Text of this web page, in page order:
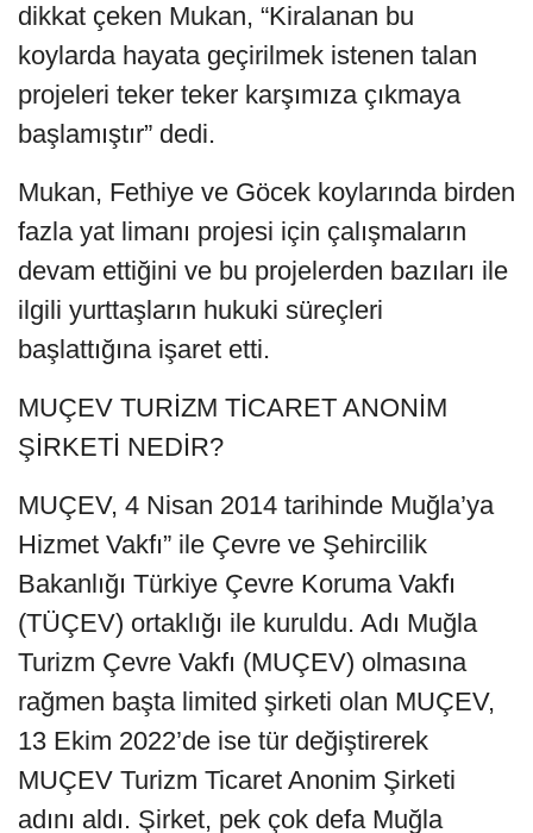
dikkat çeken Mukan, “Kiralanan bu
koylarda hayata geçirilmek istenen talan
projeleri teker teker karşımıza çıkmaya
başlamıştır” dedi.
Mukan, Fethiye ve Göcek koylarında birden
fazla yat limanı projesi için çalışmaların
devam ettiğini ve bu projelerden bazıları ile
ilgili yurttaşların hukuki süreçleri
başlattığına işaret etti.
MUÇEV TURİZM TİCARET ANONİM
ŞİRKETİ NEDİR?
MUÇEV, 4 Nisan 2014 tarihinde Muğla’ya
Hizmet Vakfı” ile Çevre ve Şehircilik
Bakanlığı Türkiye Çevre Koruma Vakfı
(TÜÇEV) ortaklığı ile kuruldu. Adı Muğla
Turizm Çevre Vakfı (MUÇEV) olmasına
rağmen başta limited şirketi olan MUÇEV,
13 Ekim 2022’de ise tür değiştirerek
MUÇEV Turizm Ticaret Anonim Şirketi
adını aldı. Şirket, pek çok defa Muğla